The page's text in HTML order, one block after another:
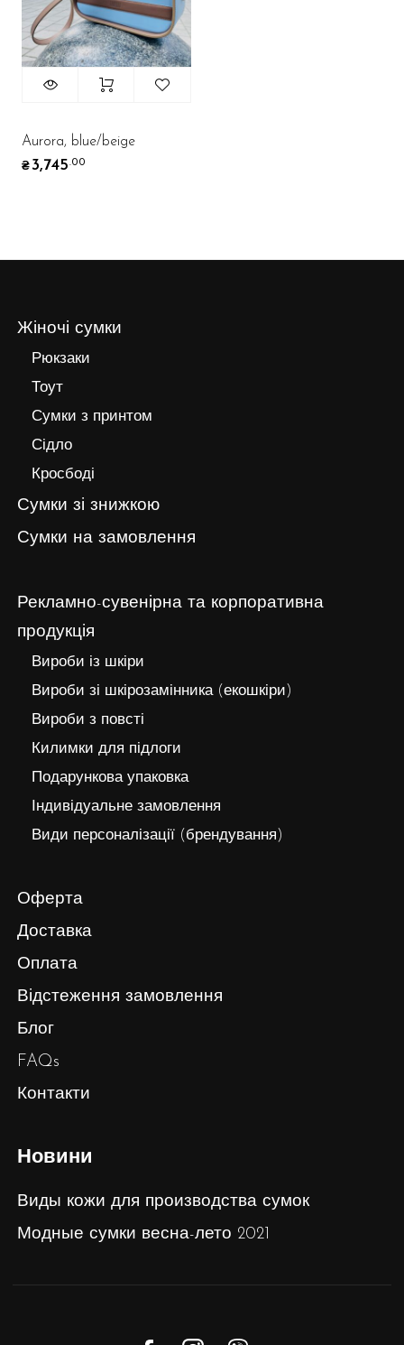
Aurora, blue/beige
₴3,745.00
Жіночі сумки
Рюкзаки
Тоут
Сумки з принтом
Сідло
Кросбоді
Сумки зі знижкою
Сумки на замовлення
Рекламно-сувенірна та корпоративна
продукція
Вироби із шкіри
Вироби зі шкірозамінника (екошкіри)
Вироби з повсті
Килимки для підлоги
Подарункова упаковка
Індивідуальне замовлення
Види персоналізації (брендування)
Оферта
Доставка
Оплата
Відстеження замовлення
Блог
FAQs
Контакти
Новини
Виды кожи для производства сумок
Модные сумки весна-лето 2021